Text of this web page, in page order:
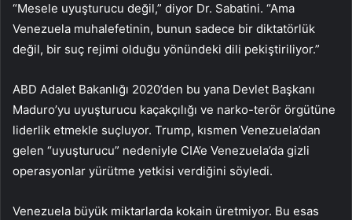
“Mesele uyuşturucu değil,” diyor Dr. Sabatini. “Ama
Venezuela muhalefetinin, bunun sadece bir diktatörlük
değil, bir suç rejimi olduğu yönündeki dili pekiştiriliyor.”
ABD Adalet Bakanlığı 2020’den bu yana Devlet Başkanı
Maduro’yu uyuşturucu kaçakçılığı ve narko-terör örgütüne
liderlik etmekle suçluyor. Trump, kısmen Venezuela’dan
gelen “uyuşturucu” nedeniyle CIA’e Venezuela’da gizli
operasyonlar yürütme yetkisi verdiğini söyledi.
Venezuela büyük miktarlarda kokain üretmiyor. Bu esas